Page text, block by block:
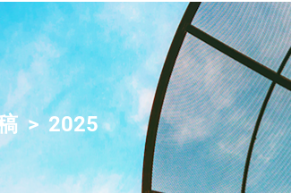
2025